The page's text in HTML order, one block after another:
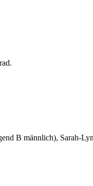
B männlich), Sarah-